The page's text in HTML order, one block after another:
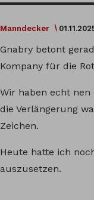
Manndecker
Gnabry betont
Kompany für die
Wir haben echt
die Verlängerung
Zeichen.
Heute hatte ich
auszusetzen.